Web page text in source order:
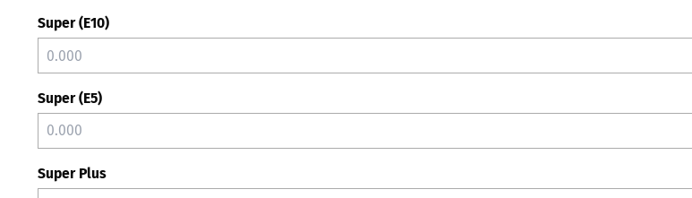
Super (E10)
Super (E5)
Super Plus